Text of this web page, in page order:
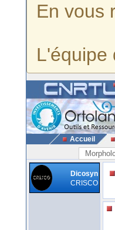
En vous
L'équipe
Accueil
Dicosyn
CRISCO